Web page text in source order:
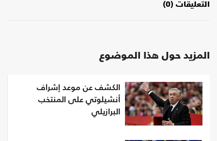
التعليقات (0)
المزيد حول هذا الموضوع
الكشف عن موعد إشراف
أنشيلوتي على المنتخب
البرازيلي